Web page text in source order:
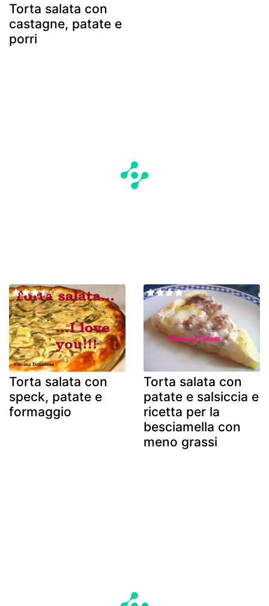
Torta salata con
castagne, patate e
porri
Torta salata con
speck, patate e
formaggio
Torta salata con
patate e salsiccia e
ricetta per la
besciamella con
meno grassi